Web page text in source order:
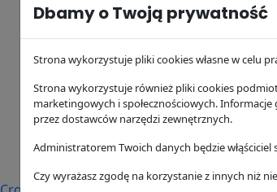
Dbamy o Twoją prywatność
Strona wykorzystuje pliki cookies własne w celu
Strona wykorzystuje również pliki cookies
marketingowych i społecznościowych.
przez dostawców narzędzi zewnętrznych.
Administratorem Twoich danych będzie włąściciel
Czy wyrażasz zgodę na korzystanie z innych niż